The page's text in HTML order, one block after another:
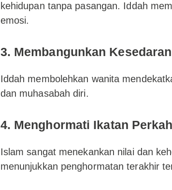
kehidupan tanpa pasangan. Iddah
emosi.
3. Membangunkan
Iddah membolehkan wanita
dan muhasabah diri.
4. Menghormati Ikatan
Islam sangat menekankan nilai dan
menunjukkan penghormatan terakhir